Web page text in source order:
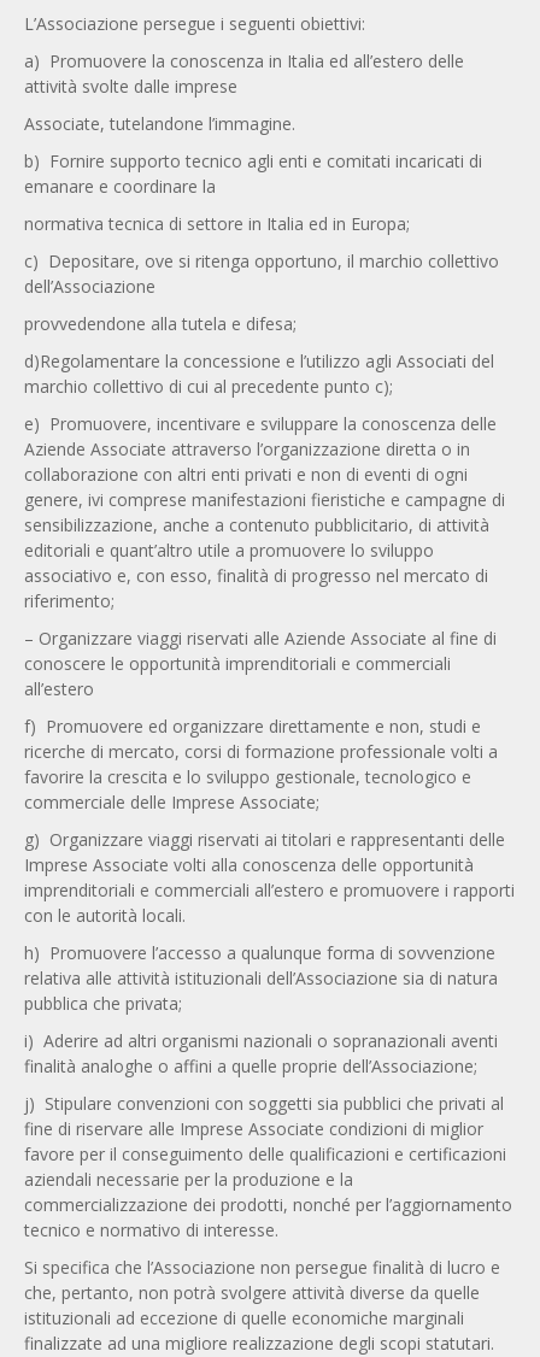
L’Associazione persegue i seguenti obiettivi:
a) Promuovere la conoscenza in Italia ed all’estero delle
attività svolte dalle imprese
Associate, tutelandone l’immagine.
b) Fornire supporto tecnico agli enti e comitati incaricati di
emanare e coordinare la
normativa tecnica di settore in Italia ed in Europa;
c) Depositare, ove si ritenga opportuno, il marchio collettivo
dell’Associazione
provvedendone alla tutela e difesa;
d)Regolamentare la concessione e l’utilizzo agli Associati del
marchio collettivo di cui al precedente punto c);
e) Promuovere, incentivare e sviluppare la conoscenza delle
Aziende Associate attraverso l’organizzazione diretta o in
collaborazione con altri enti privati e non di eventi di ogni
genere, ivi comprese manifestazioni fieristiche e campagne di
sensibilizzazione, anche a contenuto pubblicitario, di attività
editoriali e quant’altro utile a promuovere lo sviluppo
associativo e, con esso, finalità di progresso nel mercato di
riferimento;
– Organizzare viaggi riservati alle Aziende Associate al fine di
conoscere le opportunità imprenditoriali e commerciali
all’estero
f) Promuovere ed organizzare direttamente e non, studi e
ricerche di mercato, corsi di formazione professionale volti a
favorire la crescita e lo sviluppo gestionale, tecnologico e
commerciale delle Imprese Associate;
g) Organizzare viaggi riservati ai titolari e rappresentanti delle
Imprese Associate volti alla conoscenza delle opportunità
imprenditoriali e commerciali all’estero e promuovere i rapporti
con le autorità locali.
h) Promuovere l’accesso a qualunque forma di sovvenzione
relativa alle attività istituzionali dell’Associazione sia di natura
pubblica che privata;
i) Aderire ad altri organismi nazionali o sopranazionali aventi
finalità analoghe o affini a quelle proprie dell’Associazione;
j) Stipulare convenzioni con soggetti sia pubblici che privati al
fine di riservare alle Imprese Associate condizioni di miglior
favore per il conseguimento delle qualificazioni e certificazioni
aziendali necessarie per la produzione e la
commercializzazione dei prodotti, nonché per l’aggiornamento
tecnico e normativo di interesse.
Si specifica che l’Associazione non persegue finalità di lucro e
che, pertanto, non potrà svolgere attività diverse da quelle
istituzionali ad eccezione di quelle economiche marginali
finalizzate ad una migliore realizzazione degli scopi statutari.